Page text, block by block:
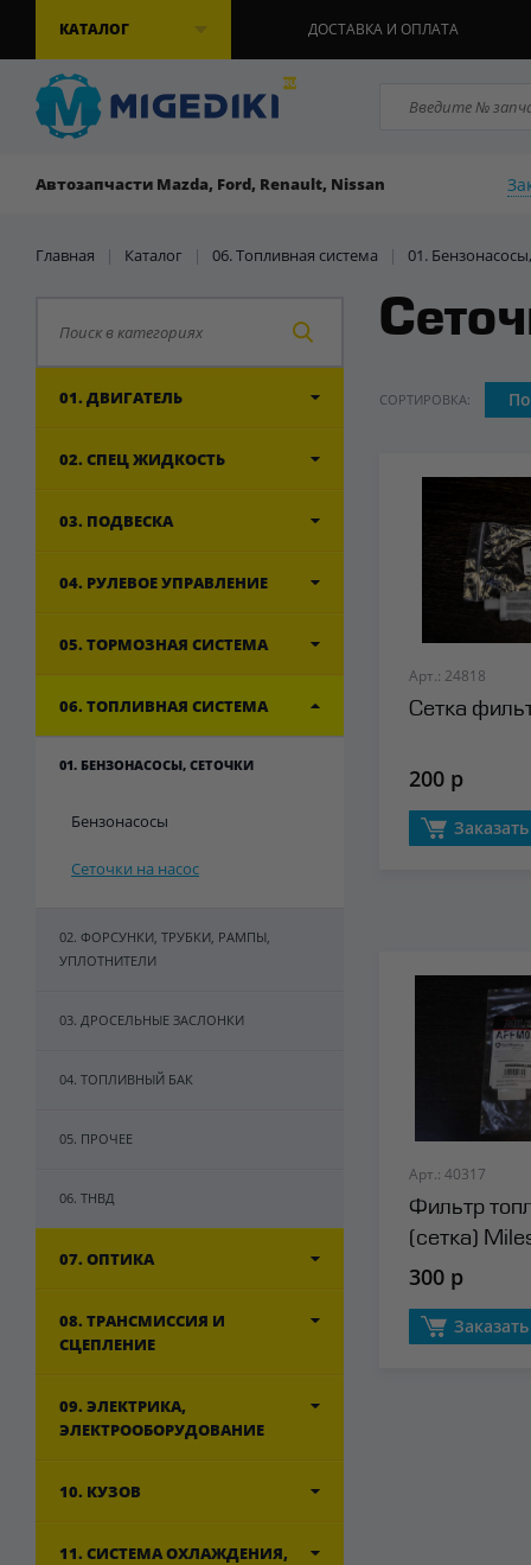
КАТАЛОГ ДОСТАВКА И ОПЛАТА
Автозапчасти Mazda, Ford, Renault, Nissan
Главная | Каталог | 06. Топливная система | 01.
01. ДВИГАТЕЛЬ
02. СПЕЦ ЖИДКОСТЬ
03. ПОДВЕСКА
04. РУЛЕВОЕ УПРАВЛЕНИЕ
05. ТОРМОЗНАЯ СИСТЕМА
06. ТОПЛИВНАЯ СИСТЕМА
01. БЕНЗОНАСОСЫ, СЕТОЧКИ
Бензонасосы
Сеточки на насос
02. ФОРСУНКИ, ТРУБКИ, РАМПЫ,
УПЛОТНИТЕЛИ
03. ДРОСЕЛЬНЫЕ ЗАСЛОНКИ
04. ТОПЛИВНЫЙ БАК
05. ПРОЧЕЕ
06. ТНВД
07. ОПТИКА
08. ТРАНСМИССИЯ И
СЦЕПЛЕНИЕ
09. ЭЛЕКТРИКА,
ЭЛЕКТРООБОРУДОВАНИЕ
10. КУЗОВ
11. СИСТЕМА ОХЛАЖДЕНИЯ,
СОРТИРОВКА:
Арт.: 24818
Сетка
200 р
Заказать
Арт.: 40317
Фильтр
(сетка)
300 р
Заказать